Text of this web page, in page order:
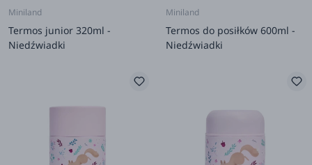
Miniland
Termos junior 320ml -
Niedźwiadki
Miniland
Termos do posiłków 600ml -
Niedźwiadki